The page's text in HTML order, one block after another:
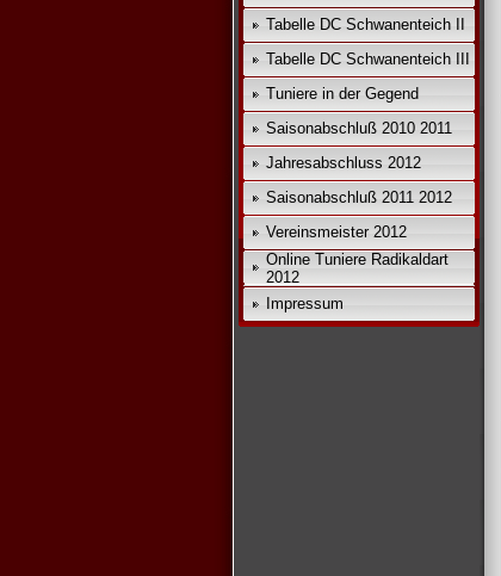
Tabelle DC Schwanenteich II
Tabelle DC Schwanenteich III
Tuniere in der Gegend
Saisonabschluß 2010 2011
Jahresabschluss 2012
Saisonabschluß 2011 2012
Vereinsmeister 2012
Online Tuniere Radikaldart
2012
Impressum
*